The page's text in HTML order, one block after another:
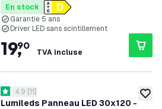
5 Années Garantie
En stock
Garantie 5 ans
Driver LED sans scintillement
19,
90
TVA incluse
Lumileds Panneau LED 30x120 -
ouvrir le tiroir des avis
4.9 étoiles de notation
4.9 [11]